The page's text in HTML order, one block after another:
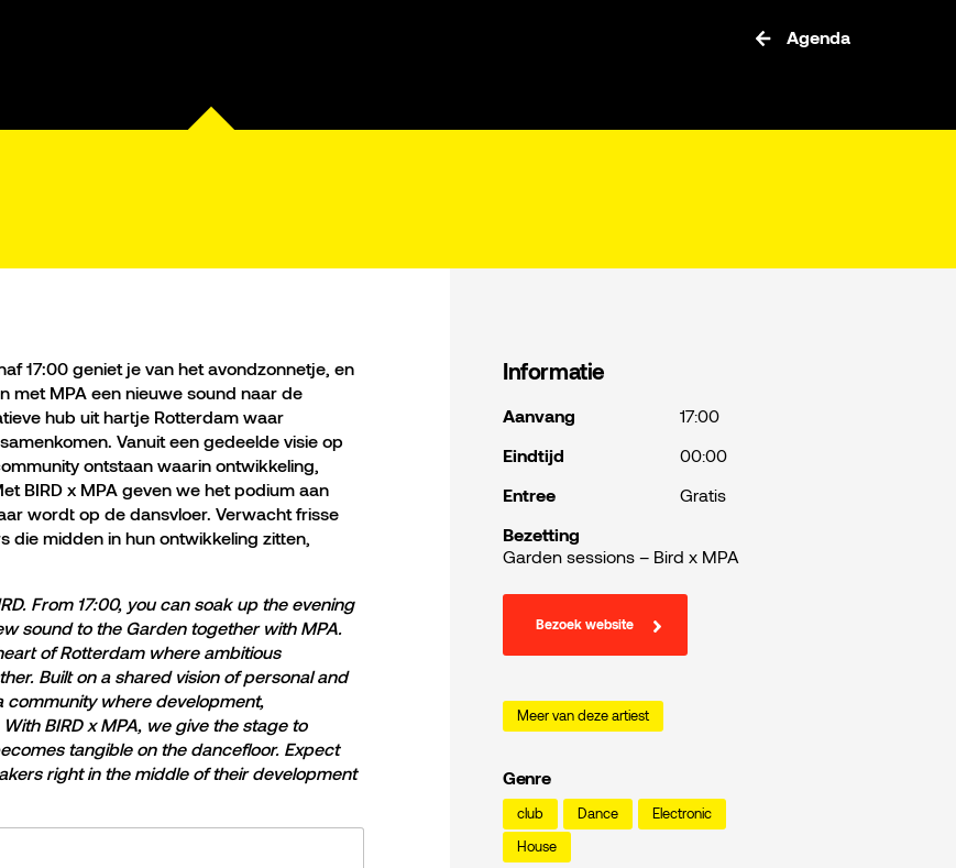
Agenda
17:00 geniet je van het avondzonnetje, en
met MPA een nieuwe sound naar de
hub uit hartje Rotterdam waar
Vanuit een gedeelde visie op
ontstaan waarin ontwikkeling,
BIRD x MPA geven we het podium aan
wordt op de dansvloer. Verwacht frisse
die midden in hun ontwikkeling zitten,
From 17:00, you can soak up the evening
sound to the Garden together with MPA.
of Rotterdam where ambitious
Built on a shared vision of personal and
where development,
BIRD x MPA, we give the stage to
tangible on the dancefloor. Expect
right in the middle of their development
Informatie
Aanvang
17:00
Eindtijd
00:00
Entree
Gratis
Bezetting
Garden sessions – Bird x MPA
Bezoek website
Meer van deze artiest
Genre
club Dance Electronic
House